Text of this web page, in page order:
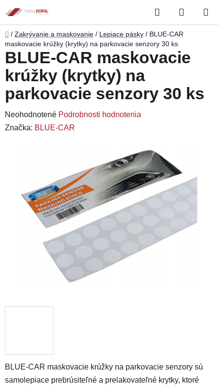
na
obsah
Hľadať
KOŠÍK
Domov
/ Zakrývanie a maskovanie / Lepiace pásky / BLUE-CAR
maskovacie krúžky (krytky) na parkovacie senzory 30 ks
BLUE-CAR maskovacie krúžky na parkovacie senzory sú
samolepiace prebrúsiteľné a prelakovateľné krytky, ktoré
BLUE-CAR maskovacie
krúžky (krytky) na
parkovacie senzory 30 ks
Priemerné
hodnotenie
hviezdičiek.
Neohodnotené Podrobnosti hodnotenia
Značka: BLUE-CAR